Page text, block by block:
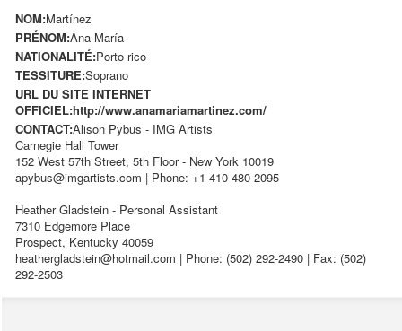
NOM:Martínez
PRÉNOM:Ana María
NATIONALITÉ:Porto rico
TESSITURE:Soprano
URL DU SITE INTERNET
OFFICIEL:http://www.anamariamartinez.com/
CONTACT:Alison Pybus - IMG Artists
Carnegie Hall Tower
152 West 57th Street, 5th Floor - New York 10019
apybus@imgartists.com | Phone: +1 410 480 2095
Heather Gladstein - Personal Assistant
7310 Edgemore Place
Prospect, Kentucky 40059
heathergladstein@hotmail.com | Phone: (502) 292-2490 | Fax: (502)
292-2503